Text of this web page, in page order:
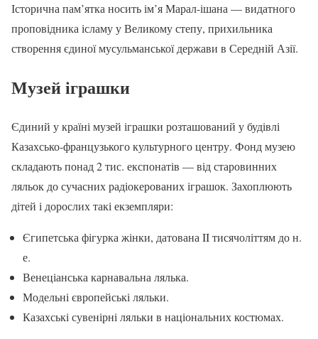
Історична пам’ятка носить ім’я Марал-ішана — видатного
проповідника ісламу у Великому степу, прихильника
створення єдиної мусульманської держави в Середній Азії.
Музей іграшки
Єдиний у країні музей іграшки розташований у будівлі
Казахсько-французького культурного центру. Фонд музею
складають понад 2 тис. експонатів — від старовинних
ляльок до сучасних радіокерованих іграшок. Захоплюють
дітей і дорослих такі екземпляри:
Єгипетська фігурка жінки, датована II тисячоліттям до н.
е.
Венеціанська карнавальна лялька.
Модельні європейські ляльки.
Казахські сувенірні ляльки в національних костюмах.